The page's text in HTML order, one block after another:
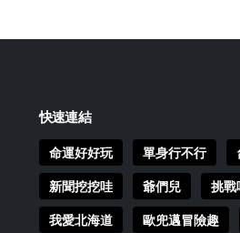
快速連結
命運好好玩 單身行不行
新聞挖挖哇
爺們兒
挑戰
我愛北海道
歐兜邁冒險趣